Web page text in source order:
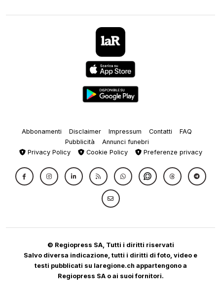
Abbonamenti Disclaimer Impressum Contatti
FAQ
Pubblicità
Annunci funebri
Privacy Policy
Cookie Policy Preferenze privacy
© Regiopress SA, Tutti i diritti riservati
Salvo diversa indicazione, tutti i diritti di foto, video e
testi pubblicati su laregione.ch appartengono a
Regiopress SA o ai suoi fornitori.